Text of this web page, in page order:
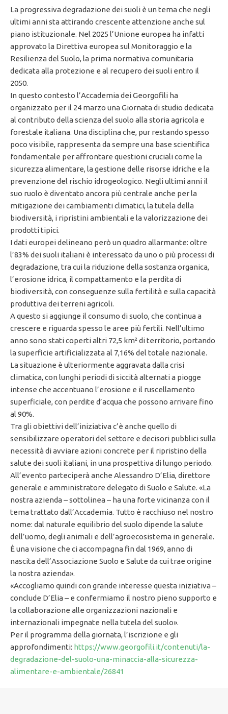
La progressiva degradazione dei suoli è un tema che negli
ultimi anni sta attirando crescente attenzione anche sul
piano istituzionale. Nel 2025 l’Unione europea ha infatti
approvato la Direttiva europea sul Monitoraggio e la
Resilienza del Suolo, la prima normativa comunitaria
dedicata alla protezione e al recupero dei suoli entro il
2050.
In questo contesto l’Accademia dei Georgofili ha
organizzato per il 24 marzo una Giornata di studio dedicata
al contributo della scienza del suolo alla storia agricola e
forestale italiana. Una disciplina che, pur restando spesso
poco visibile, rappresenta da sempre una base scientifica
fondamentale per affrontare questioni cruciali come la
sicurezza alimentare, la gestione delle risorse idriche e la
prevenzione del rischio idrogeologico. Negli ultimi anni il
suo ruolo è diventato ancora più centrale anche per la
mitigazione dei cambiamenti climatici, la tutela della
biodiversità, i ripristini ambientali e la valorizzazione dei
prodotti tipici.
I dati europei delineano però un quadro allarmante: oltre
l’83% dei suoli italiani è interessato da uno o più processi di
degradazione, tra cui la riduzione della sostanza organica,
l’erosione idrica, il compattamento e la perdita di
biodiversità, con conseguenze sulla fertilità e sulla capacità
produttiva dei terreni agricoli.
A questo si aggiunge il consumo di suolo, che continua a
crescere e riguarda spesso le aree più fertili. Nell’ultimo
anno sono stati coperti altri 72,5 km² di territorio, portando
la superficie artificializzata al 7,16% del totale nazionale.
La situazione è ulteriormente aggravata dalla crisi
climatica, con lunghi periodi di siccità alternati a piogge
intense che accentuano l’erosione e il ruscellamento
superficiale, con perdite d’acqua che possono arrivare fino
al 90%.
Tra gli obiettivi dell’iniziativa c’è anche quello di
sensibilizzare operatori del settore e decisori pubblici sulla
necessità di avviare azioni concrete per il ripristino della
salute dei suoli italiani, in una prospettiva di lungo periodo.
All’evento parteciperà anche Alessandro D’Elia, direttore
generale e amministratore delegato di Suolo e Salute. «La
nostra azienda – sottolinea – ha una forte vicinanza con il
tema trattato dall’Accademia. Tutto è racchiuso nel nostro
nome: dal naturale equilibrio del suolo dipende la salute
dell’uomo, degli animali e dell’agroecosistema in generale.
È una visione che ci accompagna fin dal 1969, anno di
nascita dell’Associazione Suolo e Salute da cui trae origine
la nostra azienda».
«Accogliamo quindi con grande interesse questa iniziativa –
conclude D’Elia – e confermiamo il nostro pieno supporto e
la collaborazione alle organizzazioni nazionali e
internazionali impegnate nella tutela del suolo».
Per il programma della giornata, l’iscrizione e gli
approfondimenti: https://www.georgofili.it/contenuti/la-
degradazione-del-suolo-una-minaccia-alla-sicurezza-
alimentare-e-ambientale/26841